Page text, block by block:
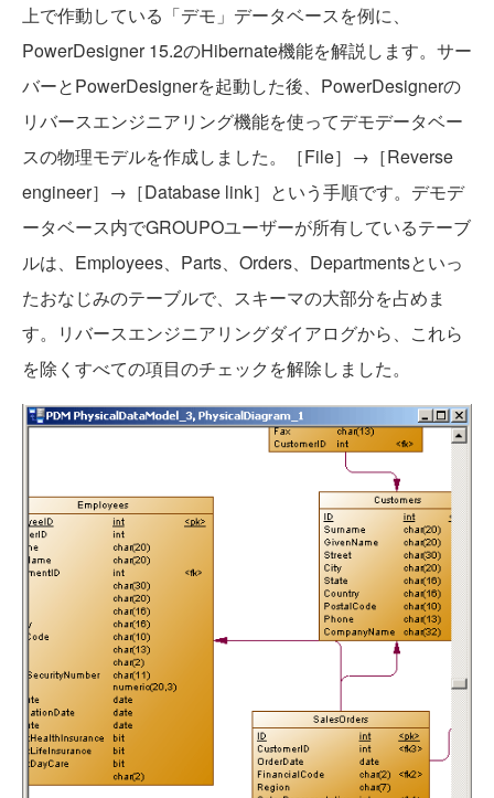
上で作動している「デモ」データベースを例に、
PowerDesigner 15.2のHibernate機能を解説します。サー
バーとPowerDesignerを起動した後、PowerDesignerの
リバースエンジニアリング機能を使ってデモデータベー
スの物理モデルを作成しました。［File］→［Reverse
engineer］→［Database link］という手順です。デモデ
ータベース内でGROUPOユーザーが所有しているテーブ
ルは、Employees、Parts、Orders、Departmentsといっ
たおなじみのテーブルで、スキーマの大部分を占めま
す。リバースエンジニアリングダイアログから、これら
を除くすべての項目のチェックを解除しました。